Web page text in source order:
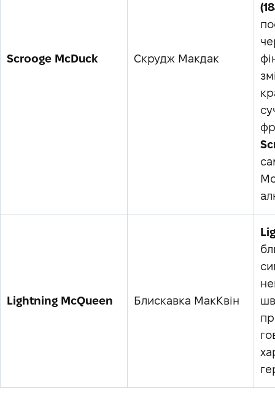
Scrooge McDuck Скрудж Макдак
Lightning McQueen Блискавка МакКвін